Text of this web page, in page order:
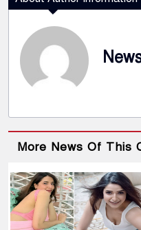
More News Of This